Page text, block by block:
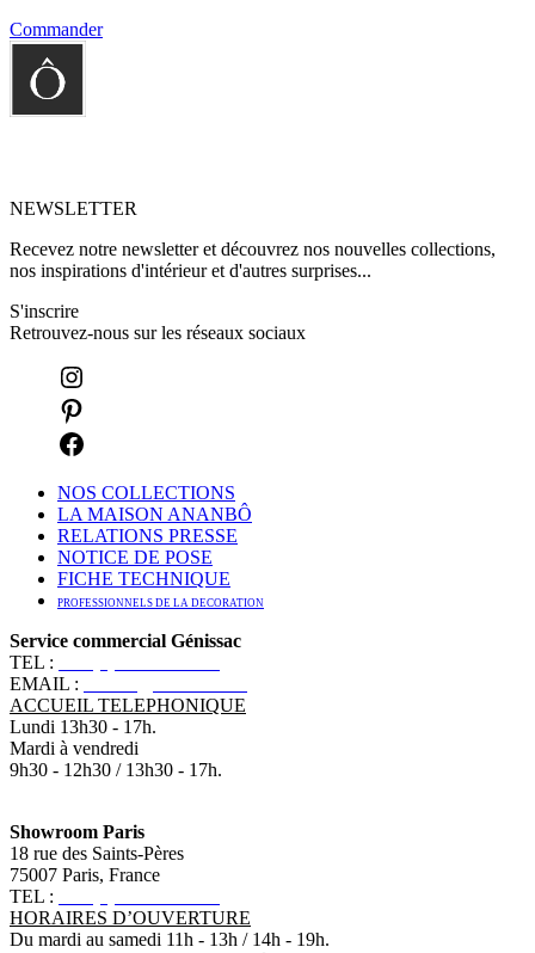
Commander
NEWSLETTER
Recevez notre newsletter et découvrez nos nouvelles collections,
nos inspirations d'intérieur et d'autres surprises...
S'inscrire
Retrouvez-nous sur les réseaux sociaux
NOS COLLECTIONS
LA MAISON ANANBÔ
RELATIONS PRESSE
NOTICE DE POSE
FICHE TECHNIQUE
PROFESSIONNELS DE LA DECORATION
Service commercial Génissac
TEL :
EMAIL :
ACCUEIL TELEPHONIQUE
Lundi 13h30 - 17h.
Mardi à vendredi
9h30 - 12h30 / 13h30 - 17h.
Showroom Paris
18 rue des Saints-Pères
75007 Paris, France
TEL :
HORAIRES D’OUVERTURE
Du mardi au samedi 11h - 13h / 14h - 19h.